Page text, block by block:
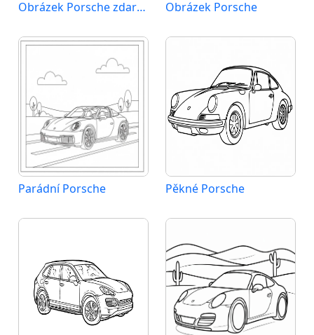
Obrázek Porsche zdarma Obrázek Porsche
Parádní Porsche Pěkné Porsche